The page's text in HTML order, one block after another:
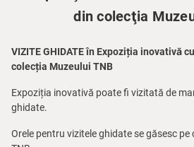
din colecţia
VIZITE GHIDATE în Expoziția inovativă
colecția Muzeului TNB
Expoziția inovativă poate fi vizitată de
ghidate.
Orele pentru vizitele ghidate se găsesc pe